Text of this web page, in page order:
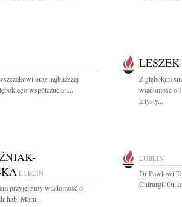
oraz najbliższej
współczucia i...
Z głębokim
wiadomość o
artysty...
LUBLIN
przyjęliśmy wiadomość o
hab. Marii...
LUBLIN
Dr Pawłowi
Chirurgii